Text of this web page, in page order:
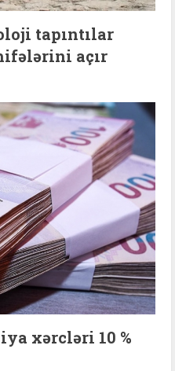
tapıntılar
açır
xərcləri 10 %